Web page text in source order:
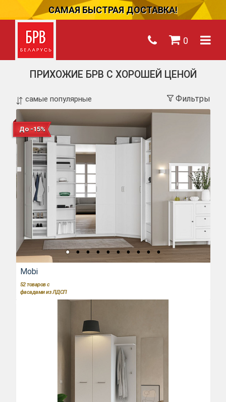
САМАЯ БЫСТРАЯ ДОСТАВКА!
0
ПРИХОЖИЕ БРВ С ХОРОШЕЙ ЦЕНОЙ
Фильтры
До -15%
Mobi
52товаров с
фасадами из ЛДСП